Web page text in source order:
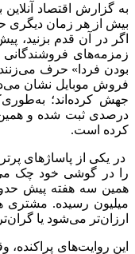
به گزارش اقتصاد آنلاین
بیش از هر زمان دیگری
اگر در آن قدم بزنید،
زمزمه‌های فروشندگانی
بودن فردا» حرف
فروش موبایل نشان
درصدی ثبت شده و
کرده است.
در یکی از پاساژ‌های
را در گوشی خود چک
میلیون رسیده. مشتری
ارزان‌تر می‌شود یا
این روایت‌های پراکنده،